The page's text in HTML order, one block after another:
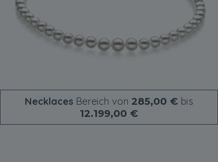
Necklaces Bereich von 285,00 € bis
12.199,00 €